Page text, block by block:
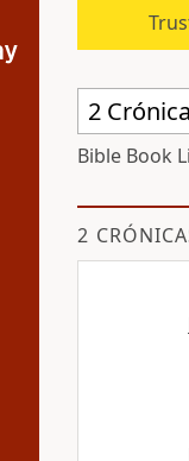
Bible Book
2